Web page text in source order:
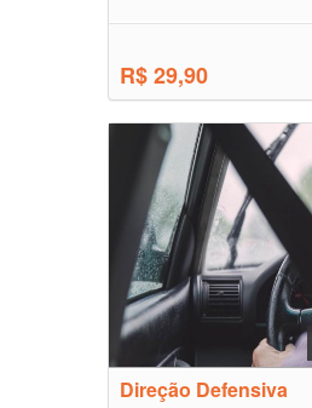
R$ 29,90
Direção Defensiva